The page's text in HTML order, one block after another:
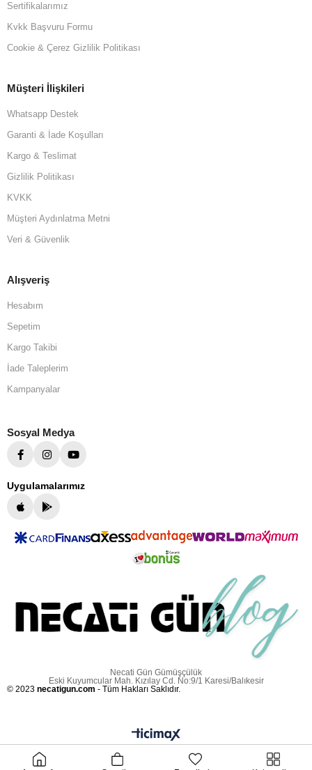
Sertifikalarımız
Kvkk Başvuru Formu
Cookie & Çerez Gizlilik Politikası
Müşteri İlişkileri
Whatsapp Destek
Garanti & İade Koşulları
Kargo & Teslimat
Gizlilik Politikası
KVKK
Müşteri Aydınlatma Metni
Veri & Güvenlik
Alışveriş
Hesabım
Sepetim
Kargo Takibi
İade Taleplerim
Kampanyalar
Sosyal Medya
Uygulamalarımız
Necati Gün Gümüşçülük
Eski Kuyumcular Mah. Kızılay Cd. No:9/1 Karesi/Balıkesir
© 2023 necatigun.com - Tüm Hakları Saklıdır.